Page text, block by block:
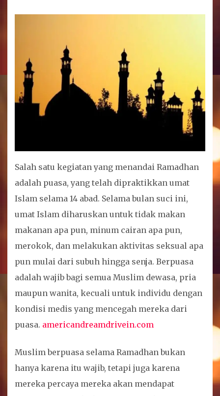
Salah satu kegiatan yang menandai Ramadhan
adalah puasa, yang telah dipraktikkan umat
Islam selama 14 abad. Selama bulan suci ini,
umat Islam diharuskan untuk tidak makan
makanan apa pun, minum cairan apa pun,
merokok, dan melakukan aktivitas seksual apa
pun mulai dari subuh hingga senja. Berpuasa
adalah wajib bagi semua Muslim dewasa, pria
maupun wanita, kecuali untuk individu dengan
kondisi medis yang mencegah mereka dari
puasa. americandreamdrivein.com
Muslim berpuasa selama Ramadhan bukan
hanya karena itu wajib, tetapi juga karena
mereka percaya mereka akan mendapat